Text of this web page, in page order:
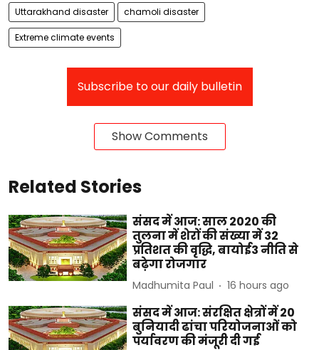
Uttarakhand disaster chamoli disaster
Extreme climate events
Subscribe to our daily bulletin
Show Comments
Related Stories
संसद में आज: साल 2020 की
तुलना में शेरों की संख्या में 32
प्रतिशत की वृद्धि, बायोई3 नीति से
बढ़ेगा रोजगार
Madhumita Paul 16 hours ago
संसद में आज: संरक्षित क्षेत्रों में 20
बुनियादी ढांचा परियोजनाओं को
पर्यावरण की मंजूरी दी गई